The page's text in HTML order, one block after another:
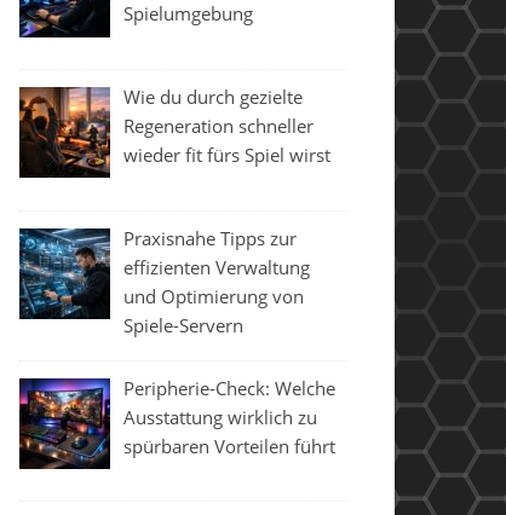
Spielumgebung
Wie du durch gezielte
Regeneration schneller
wieder fit fürs Spiel wirst
Praxisnahe Tipps zur
effizienten Verwaltung
und Optimierung von
Spiele-Servern
Peripherie-Check: Welche
Ausstattung wirklich zu
spürbaren Vorteilen führt